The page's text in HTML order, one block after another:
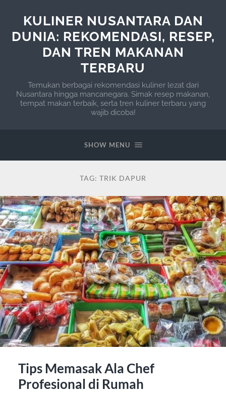
KULINER NUSANTARA DAN
DUNIA: REKOMENDASI, RESEP,
DAN TREN MAKANAN
TERBARU
Temukan berbagai rekomendasi kuliner lezat dari
Nusantara hingga mancanegara. Simak resep makanan,
tempat makan terbaik, serta tren kuliner terbaru yang
wajib dicoba!
SHOW MENU
TAG: TRIK DAPUR
Tips Memasak Ala Chef
Profesional di Rumah